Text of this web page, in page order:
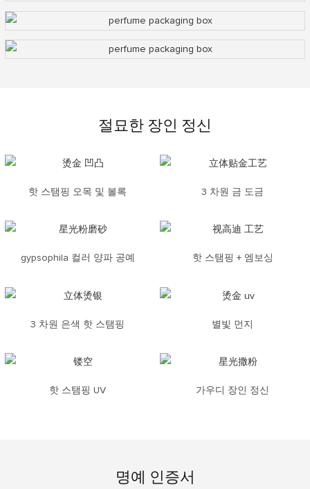
절묘한 장인 정신
핫 스탬핑 오목 및 볼록 3 차원 금 도금
gypsophila 컬러 양파 공예 핫 스탬핑 + 엠보싱
3 차원 은색 핫 스탬핑 별빛 먼지
핫 스탬핑 UV 가우디 장인 정신
명예 인증서